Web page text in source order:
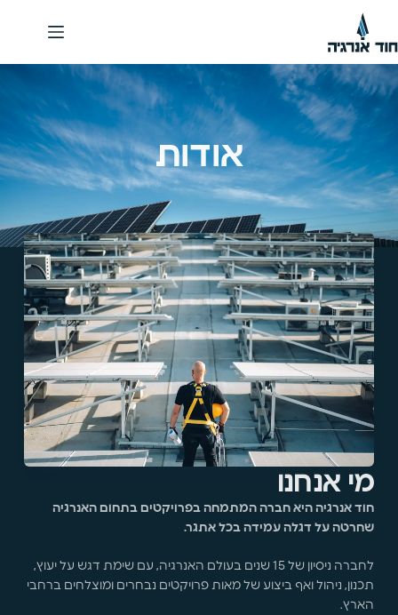
אודות
מי אנחנו
חוד אנרגיה היא חברה המתמחה בפרויקטים בתחום האנרגיה
שחרטה על דגלה עמידה בכל אתגר.
לחברה ניסיון של 15 שנים בעולם האנרגיה, עם שימת דגש על יעוץ,
תכנון, ניהול ואף ביצוע של מאות פרויקטים נבחרים ומוצלחים ברחבי
הארץ.